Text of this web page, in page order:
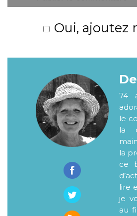
Oui, ajoutez
74
le
la
la
ce
lire
je
au